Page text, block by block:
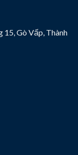
Gò Vấp, Thành